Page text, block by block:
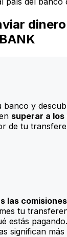
banco y
superar a
de tu
las
tu
estás
significan